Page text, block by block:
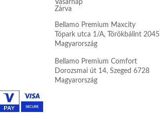
Vasárnap
Zárva
Bellamo Premium Maxcity
Tópark utca 1/A, Törökbálint 2045
Magyarország
Bellamo Premium Comfort
Dorozsmai út 14, Szeged 6728
Magyarország